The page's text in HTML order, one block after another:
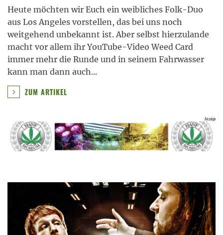
Heute möchten wir Euch ein weibliches Folk-Duo
aus Los Angeles vorstellen, das bei uns noch
weitgehend unbekannt ist. Aber selbst hierzulande
macht vor allem ihr YouTube-Video Weed Card
immer mehr die Runde und in seinem Fahrwasser
kann man dann auch...
ZUM ARTIKEL